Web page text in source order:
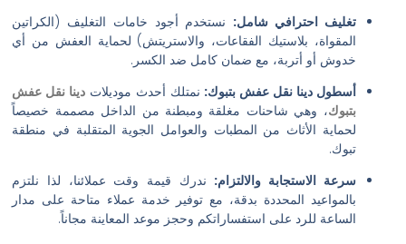
تغليف احترافي شامل: نستخدم أجود خامات التغليف (الكراتين
المقواة، بلاستيك الفقاعات، والاستريتش) لحماية العفش من أي
خدوش أو أتربة، مع ضمان كامل ضد الكسر.
أسطول دينا نقل عفش بتبوك: نمتلك أحدث موديلات دينا نقل عفش
بتبوك، وهي شاحنات مغلقة ومبطنة من الداخل مصممة خصيصاً
لحماية الأثاث من المطبات والعوامل الجوية المتقلبة في منطقة
تبوك.
سرعة الاستجابة والالتزام: ندرك قيمة وقت عملائنا، لذا نلتزم
بالمواعيد المحددة بدقة، مع توفير خدمة عملاء متاحة على مدار
الساعة للرد على استفساراتكم وحجز موعد المعاينة مجاناً.